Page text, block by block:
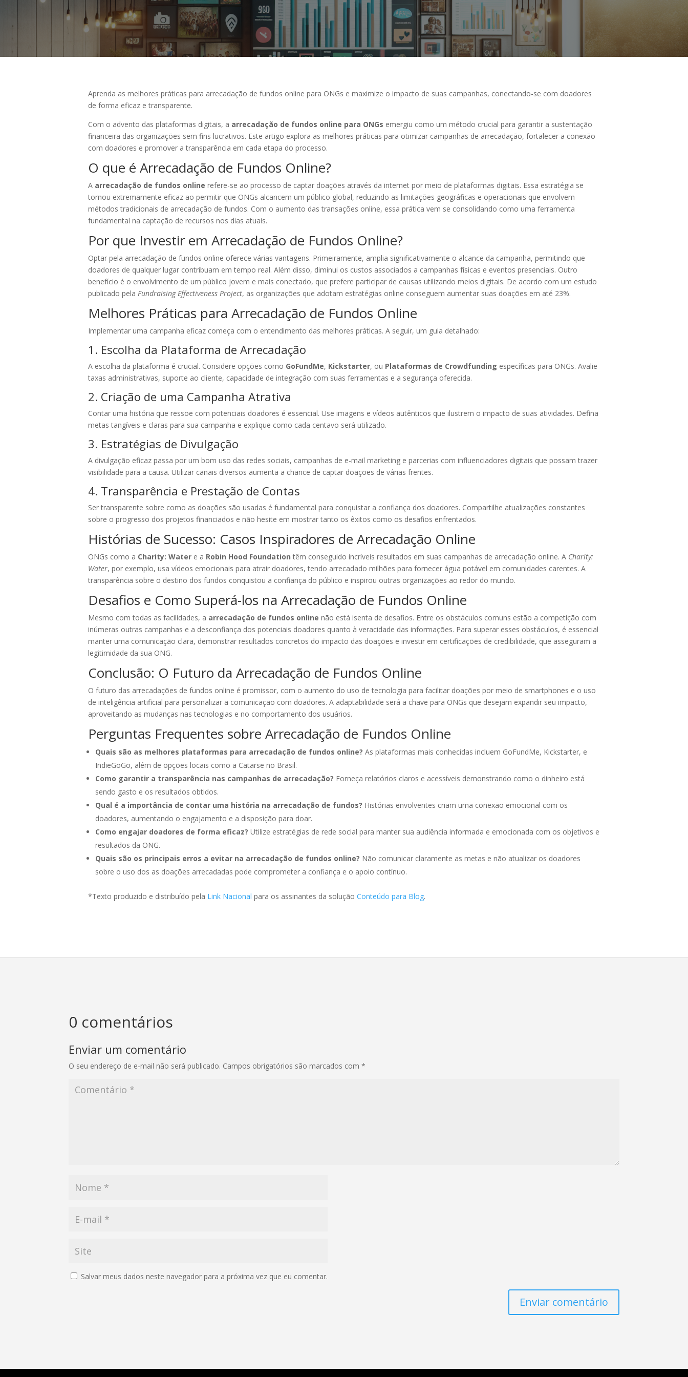
Aprenda as melhores práticas para arrecadação de fundos online para ONGs e maximize o impacto de suas campanhas, conectando-se com doadores
de forma eficaz e transparente.
Com o advento das plataformas digitais, a arrecadação de fundos online para ONGs emergiu como um método crucial para garantir a sustentação
financeira das organizações sem fins lucrativos. Este artigo explora as melhores práticas para otimizar campanhas de arrecadação, fortalecer a conexão
com doadores e promover a transparência em cada etapa do processo.
O que é Arrecadação de Fundos Online?
A arrecadação de fundos online refere-se ao processo de captar doações através da internet por meio de plataformas digitais. Essa estratégia se
tornou extremamente eficaz ao permitir que ONGs alcancem um público global, reduzindo as limitações geográficas e operacionais que envolvem
métodos tradicionais de arrecadação de fundos. Com o aumento das transações online, essa prática vem se consolidando como uma ferramenta
fundamental na captação de recursos nos dias atuais.
Por que Investir em Arrecadação de Fundos Online?
Optar pela arrecadação de fundos online oferece várias vantagens. Primeiramente, amplia significativamente o alcance da campanha, permitindo que
doadores de qualquer lugar contribuam em tempo real. Além disso, diminui os custos associados a campanhas físicas e eventos presenciais. Outro
benefício é o envolvimento de um público jovem e mais conectado, que prefere participar de causas utilizando meios digitais. De acordo com um estudo
publicado pela Fundraising Effectiveness Project, as organizações que adotam estratégias online conseguem aumentar suas doações em até 23%.
Melhores Práticas para Arrecadação de Fundos Online
Implementar uma campanha eficaz começa com o entendimento das melhores práticas. A seguir, um guia detalhado:
1. Escolha da Plataforma de Arrecadação
A escolha da plataforma é crucial. Considere opções como GoFundMe, Kickstarter, ou Plataformas de Crowdfunding específicas para ONGs. Avalie
taxas administrativas, suporte ao cliente, capacidade de integração com suas ferramentas e a segurança oferecida.
2. Criação de uma Campanha Atrativa
Contar uma história que ressoe com potenciais doadores é essencial. Use imagens e vídeos autênticos que ilustrem o impacto de suas atividades. Defina
metas tangíveis e claras para sua campanha e explique como cada centavo será utilizado.
3. Estratégias de Divulgação
A divulgação eficaz passa por um bom uso das redes sociais, campanhas de e-mail marketing e parcerias com influenciadores digitais que possam trazer
visibilidade para a causa. Utilizar canais diversos aumenta a chance de captar doações de várias frentes.
4. Transparência e Prestação de Contas
Ser transparente sobre como as doações são usadas é fundamental para conquistar a confiança dos doadores. Compartilhe atualizações constantes
sobre o progresso dos projetos financiados e não hesite em mostrar tanto os êxitos como os desafios enfrentados.
Histórias de Sucesso: Casos Inspiradores de Arrecadação Online
ONGs como a Charity: Water e a Robin Hood Foundation têm conseguido incríveis resultados em suas campanhas de arrecadação online. A Charity:
Water, por exemplo, usa vídeos emocionais para atrair doadores, tendo arrecadado milhões para fornecer água potável em comunidades carentes. A
transparência sobre o destino dos fundos conquistou a confiança do público e inspirou outras organizações ao redor do mundo.
Desafios e Como Superá-los na Arrecadação de Fundos Online
Mesmo com todas as facilidades, a arrecadação de fundos online não está isenta de desafios. Entre os obstáculos comuns estão a competição com
inúmeras outras campanhas e a desconfiança dos potenciais doadores quanto à veracidade das informações. Para superar esses obstáculos, é essencial
manter uma comunicação clara, demonstrar resultados concretos do impacto das doações e investir em certificações de credibilidade, que asseguram a
legitimidade da sua ONG.
Conclusão: O Futuro da Arrecadação de Fundos Online
O futuro das arrecadações de fundos online é promissor, com o aumento do uso de tecnologia para facilitar doações por meio de smartphones e o uso
de inteligência artificial para personalizar a comunicação com doadores. A adaptabilidade será a chave para ONGs que desejam expandir seu impacto,
aproveitando as mudanças nas tecnologias e no comportamento dos usuários.
Perguntas Frequentes sobre Arrecadação de Fundos Online
Quais são as melhores plataformas para arrecadação de fundos online? As plataformas mais conhecidas incluem GoFundMe, Kickstarter, e
IndieGoGo, além de opções locais como a Catarse no Brasil.
Como garantir a transparência nas campanhas de arrecadação? Forneça relatórios claros e acessíveis demonstrando como o dinheiro está
sendo gasto e os resultados obtidos.
Qual é a importância de contar uma história na arrecadação de fundos? Histórias envolventes criam uma conexão emocional com os
doadores, aumentando o engajamento e a disposição para doar.
Como engajar doadores de forma eficaz? Utilize estratégias de rede social para manter sua audiência informada e emocionada com os objetivos e
resultados da ONG.
Quais são os principais erros a evitar na arrecadação de fundos online? Não comunicar claramente as metas e não atualizar os doadores
sobre o uso dos as doações arrecadadas pode comprometer a confiança e o apoio contínuo.
*Texto produzido e distribuído pela Link Nacional para os assinantes da solução Conteúdo para Blog.
0 comentários
Enviar um comentário
O seu endereço de e-mail não será publicado. Campos obrigatórios são marcados com*
Salvar meus dados neste navegador para a próxima vez que eu comentar.
Enviar comentário